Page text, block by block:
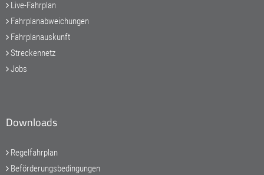
Live-Fahrplan
Fahrplanabweichungen
Fahrplanauskunft
Streckennetz
Jobs
Downloads
Regelfahrplan
Beförderungsbedingungen